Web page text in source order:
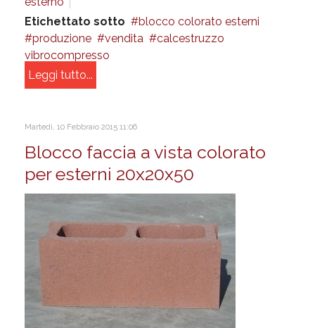
Etichettato sotto
blocco colorato esterni
produzione
vendita
calcestruzzo
vibrocompresso
Leggi tutto...
Martedì, 10 Febbraio 2015 11:06
Blocco faccia a vista colorato
per esterni 20x20x50